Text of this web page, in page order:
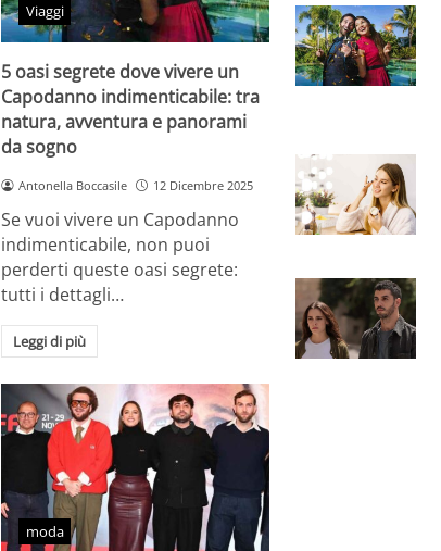
Viaggi
5 oasi segrete dove vivere un
Capodanno indimenticabile: tra
natura, avventura e panorami
da sogno
Antonella Boccasile 12 Dicembre 2025
Se vuoi vivere un Capodanno
indimenticabile, non puoi
perderti queste oasi segrete:
tutti i dettagli…
Leggi di più
moda